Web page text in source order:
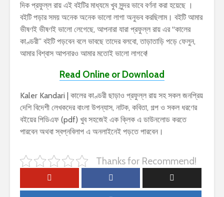
দিক প্রফুল্ল রায় এই বইটির মাধ্যমে খুব সুন্দর ভাবে বর্ণনা করা হয়েছে ।
বইটি পড়ার সময় অনেক অনেক ভালো লাগা অনুভব করছিলাম। বইটি আমার
ভীষণই ভীষণই ভালো লেগেছে, আপনারা যারা প্রফুল্ল রায় এর “কালের
কাণ্ডরী” বইটি পড়বেন বলে ভাবছে তাদের বলবো, তাড়াতাড়ি পড়ে ফেলুন,
আমার বিশ্বাস আপনারও আমার মতোই ভালো লাগবে!
Read Online or Download
Kaler Kandari | কালের কাণ্ডরী ছাড়াও প্রফুল্ল রায় সহ সকল জনপ্রিয়
দেশি বিদেশী লেখকদের বাংলা উপন্যাস, নাটক, কবিতা, গল্প ও সকল ধরণের
বইয়ের পিডিএফ (pdf) খুব সহজেই এক ক্লিক এ ডাউনলোড করতে
পারবেন অথবা স্বপ্নবিলাপ এ অনলাইনেই পড়তে পারবেন।
Thanks for Recommend!